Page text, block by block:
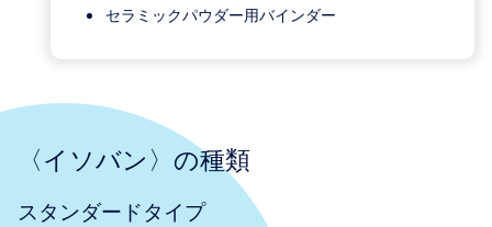
セラミックパウダー用バインダー
〈イソバン〉の種類
スタンダードタイプ